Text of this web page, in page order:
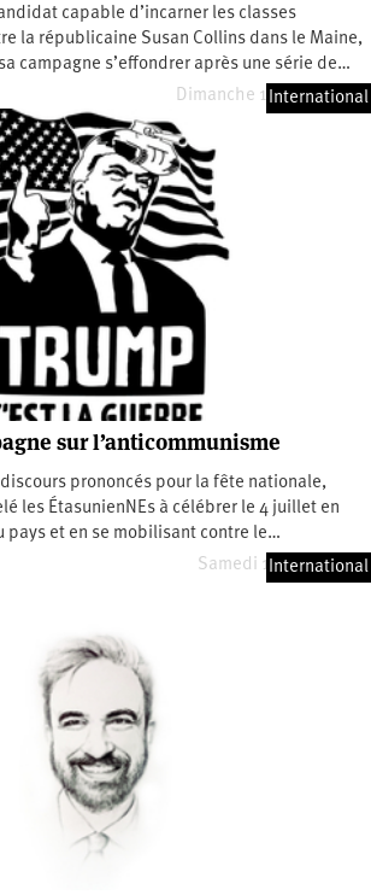
capable d’incarner les classes
la républicaine Susan Collins dans le Maine,
campagne s’effondrer après une série de…
Dimanche 19 juillet 2026
International
sur l’anticommunisme
prononcés pour la fête nationale,
les ÉtasunienNEs à célébrer le 4 juillet en
pays et en se mobilisant contre le…
Samedi 11 juillet 2026
International